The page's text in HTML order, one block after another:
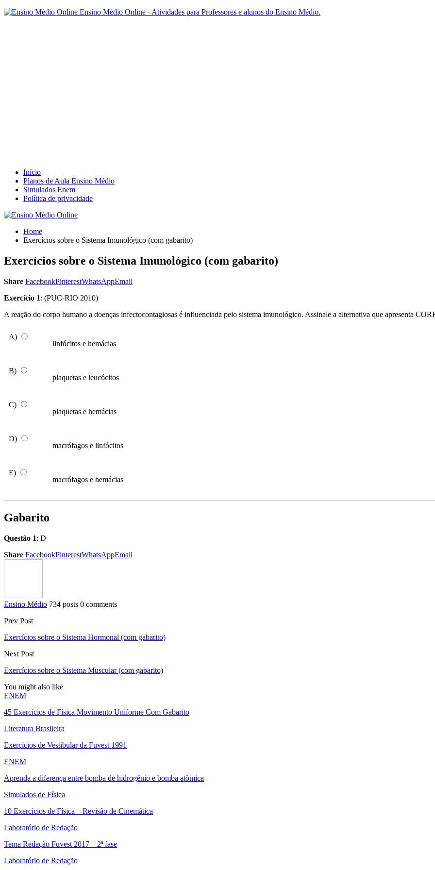
Ensino Médio Online - Atividades para Professores e alunos do Ensino Médio.
Início
Planos de Aula Ensino Médio
Simulados Enem
Política de privacidade
Home
Exercícios sobre o Sistema Imunológico (com gabarito)
Exercícios sobre o Sistema Imunológico (com gabarito)
Share FacebookPinterestWhatsAppEmail
Exercício 1: (PUC-RIO 2010)
A reação do corpo humano a doenças infectocontagiosas é influenciada pelo sistema imunológico. Assinale a alternativa que apresenta
A)
linfócitos e hemácias
B)
plaquetas e leucócitos
C)
plaquetas e hemácias
D)
macrófagos e linfócitos
E)
macrófagos e hemácias
Gabarito
Questão 1: D
Share FacebookPinterestWhatsAppEmail
Ensino Médio 734 posts 0 comments
Prev Post
Exercícios sobre o Sistema Hormonal (com gabarito)
Next Post
Exercícios sobre o Sistema Muscular (com gabarito)
You might also like
ENEM
45 Exercícios de Física Movimento Uniforme Com Gabarito
Literatura Brasileira
Exercícios de Vestibular da Fuvest 1991
ENEM
Aprenda a diferença entre bomba de hidrogênio e bomba atômica
Simulados de Física
10 Exercícios de Física – Revisão de Cinemática
Laboratório de Redação
Tema Redação Fuvest 2017 – 2ª fase
Laboratório de Redação